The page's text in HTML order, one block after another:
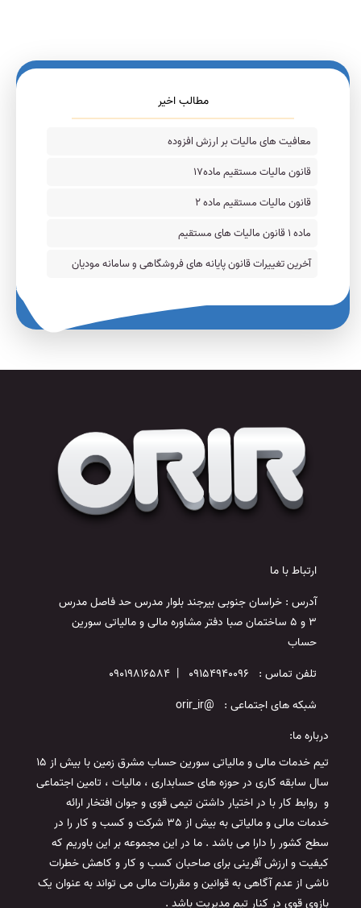
مطالب اخیر
معافیت های مالیات بر ارزش افزوده
قانون مالیات مستقیم ماده۱۷
قانون مالیات مستقیم ماده ۲
ماده ۱ قانون مالیات های مستقیم
آخرین تغییرات قانون پایانه های فروشگاهی و سامانه مودیان
ارتباط با ما
آدرس : خراسان جنوبی بیرجند بلوار مدرس حد فاصل مدرس
3 و 5 ساختمان صبا دفتر مشاوره مالی و مالیاتی سورین
حساب
تلفن تماس : 09154940096 | 09019816584
شبکه های اجتماعی : @orir_ir
درباره ما:
تیم خدمات مالی و مالیاتی سورین حساب مشرق زمین با بیش از 15
سال سابقه کاری در حوزه های حسابداری ، مالیات ، تامین اجتماعی
و روابط کار با در اختیار داشتن تیمی قوی و جوان افتخار ارائه
خدمات مالی و مالیاتی به بیش از 35 شرکت و کسب و کار را در
سطح کشور را دارا می باشد . ما در این مجموعه بر این باوریم که
کیفیت و ارزش آفرینی برای صاحبان کسب و کار و کاهش خطرات
ناشی از عدم آگاهی به قوانین و مقررات مالی می تواند به عنوان یک
بازوی قوی در کنار تیم مدیریت باشد .